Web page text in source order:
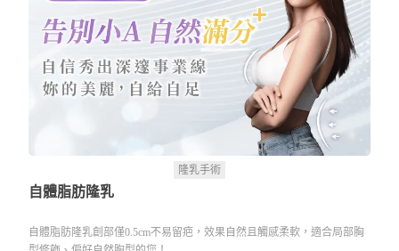
隆乳手術
自體脂肪隆乳
自體脂肪隆乳創部僅0.5cm不易留疤，效果自然且觸感柔軟，適合局部胸